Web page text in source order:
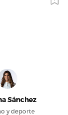
Sánchez
y deporte